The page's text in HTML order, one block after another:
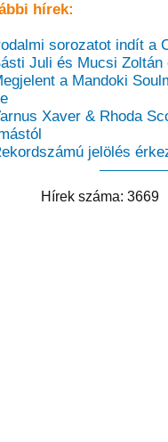
hírek:
sorozatot indít a
Juli és Mucsi Zoltán
a Mandoki
Xaver & Rhoda
jelölés
Hírek száma: